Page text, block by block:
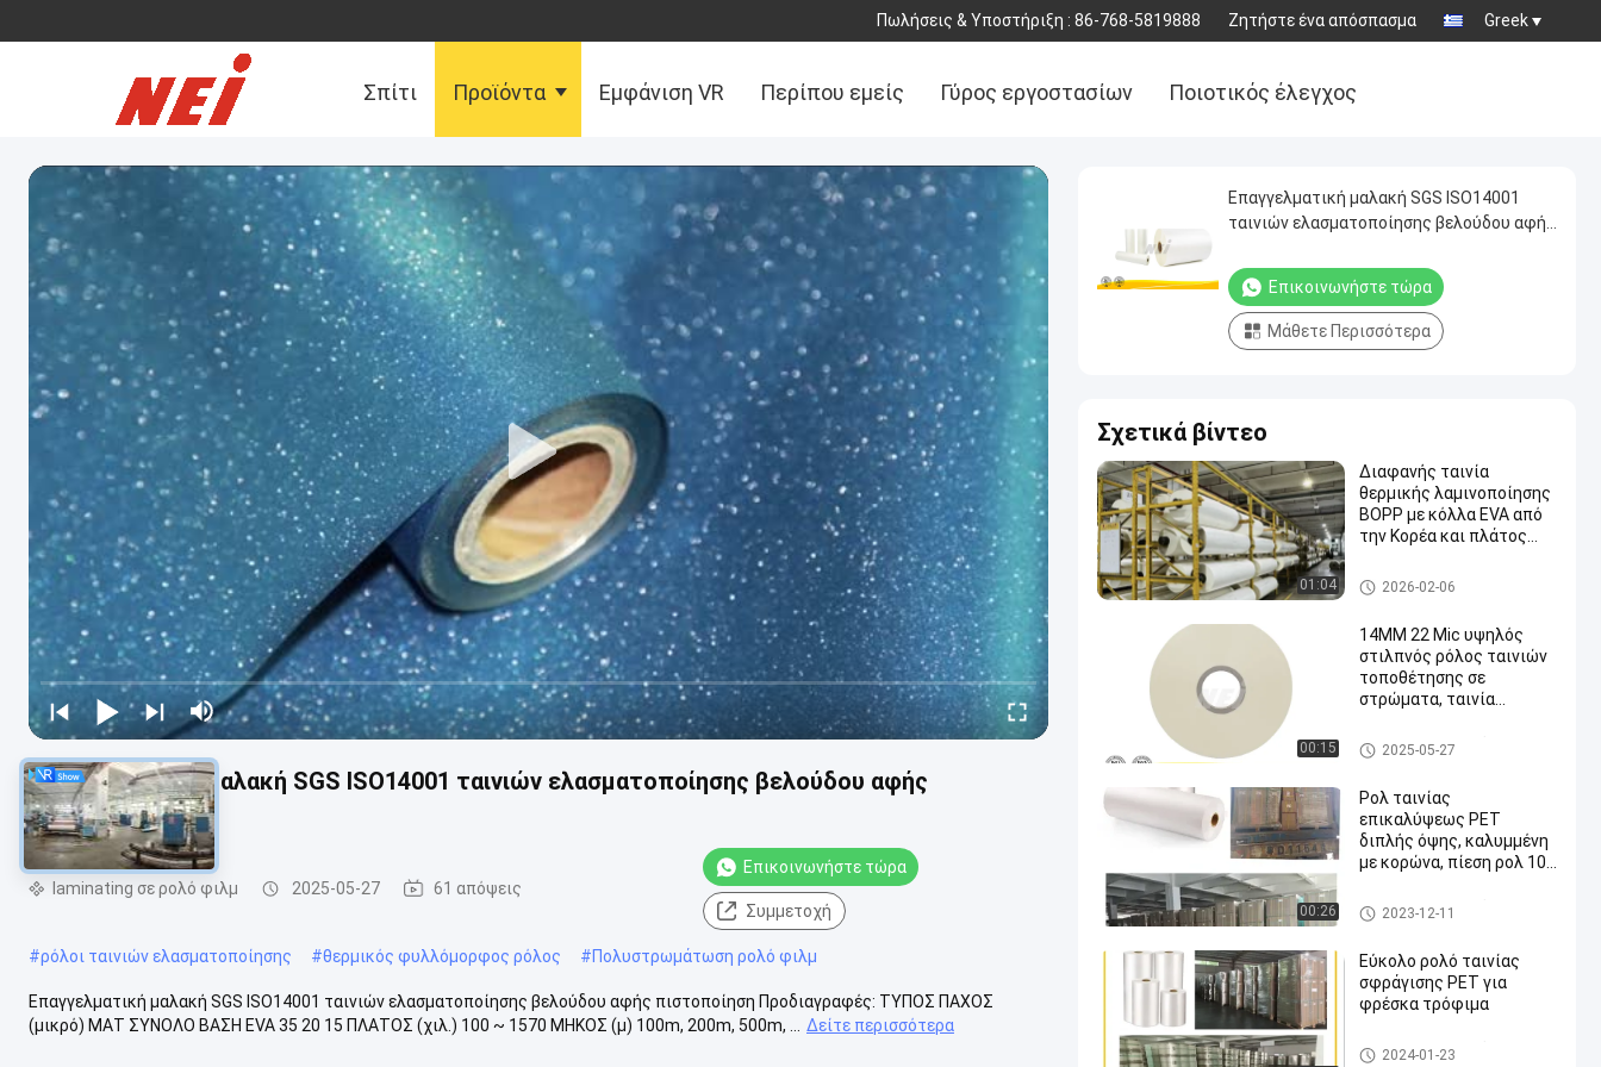
Πωλήσεις & Υποστήριξη : 86-768-5819888 Ζητήστε ένα απόσπασμα Greek
Σπίτι Προϊόντα Εμφάνιση VR Περίπου εμείς Γύρος εργοστασίων Ποιοτικός έλεγχος
Μας ελάτε σε επαφή με
Επαγγελματική μαλακή SGS ISO14001 ταινιών ελασματοποίησης βελούδου αφής
πιστοποίηση
laminating σε ρολό φιλμ 2025-05-27 61 απόψεις
Επικοινωνήστε τώρα
Συμμετοχή
#ρόλοι ταινιών ελασματοποίησης #θερμικός φυλλόμορφος ρόλος #Πολυστρωμάτωση ρολό φιλμ
Επαγγελματική μαλακή SGS ISO14001 ταινιών ελασματοποίησης βελούδου αφής πιστοποίηση Προδιαγραφές: ΤΥΠΟΣ ΠΑΧΟΣ
(μικρό) ΜΑΤ ΣΥΝΟΛΟ ΒΑΣΗ EVA 35 20 15 ΠΛΑΤΟΣ (χιλ.) 100 ~ 1570 ΜΗΚΟΣ (μ) 100m, 200m, 500m, ...
Δείτε περισσότερα
Επαγγελματική μαλακή SGS ISO14001
ταινιών ελασματοποίησης βελούδου αφής
Επικοινωνήστε τώρα
Μάθετε Περισσότερα
Σχετικά βίντεο
01:04
Διαφανής ταινία
θερμικής λαμινοποίησης
BOPP με κόλλα EVA από
την Κορέα και πλάτος
προστατευτική
επικάλυψη
bopp θερμική ταινία ελασματ
οποίησης
2026-02-06
00:15
14MM 22 Mic υψηλός
στιλπνός ρόλος ταινιών
τοποθέτησης σε
στρώματα, ταινία
σημειώσεων διάλεξης
της PET
laminating σε ρολό φιλμ
2025-05-27
00:26
Ρολ ταινίας
επικαλύψεως PET
διπλής όψης, καλυμμένη
με κορώνα, πίεση ρολ 10-
οθόνης UV
laminating σε ρολό φιλμ
2023-12-11
Εύκολο ρολό ταινίας
σφράγισης PET για
φρέσκα τρόφιμα
laminating σε ρολό φιλμ
2024-01-23